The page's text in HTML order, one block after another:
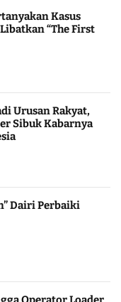
Kasus
“The First
Urusan Rakyat,
Sibuk Kabarnya
Dairi Perbaiki